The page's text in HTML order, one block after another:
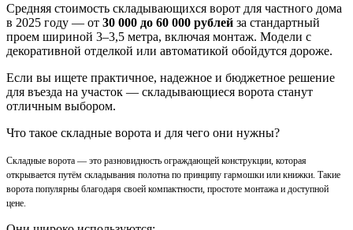
Средняя стоимость складывающихся ворот для частного дома
в 2025 году — от 30 000 до 60 000 рублей за стандартный
проем шириной 3–3,5 метра, включая монтаж. Модели с
декоративной отделкой или автоматикой обойдутся дороже.
Если вы ищете практичное, надежное и бюджетное решение
для въезда на участок — складывающиеся ворота станут
отличным выбором.
Что такое складные ворота и для чего они нужны?
Складные ворота — это разновидность ограждающей конструкции, которая
открывается путём складывания полотна по принципу гармошки или книжки. Такие
ворота популярны благодаря своей компактности, простоте монтажа и доступной
цене.